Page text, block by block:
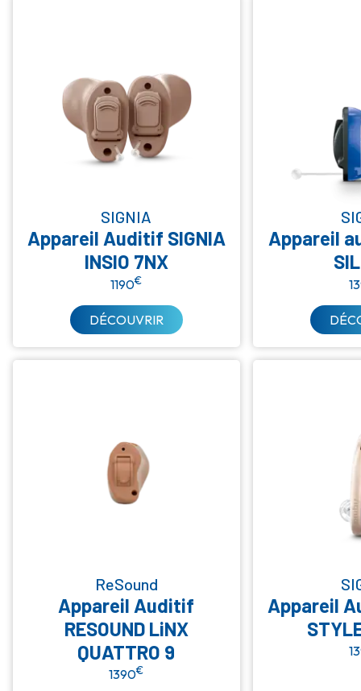
SIGNIA
Appareil Auditif SIGNIA
INSIO 7NX
1190€
DÉCOUVRIR
Appareil
ReSound
Appareil Auditif
RESOUND LiNX
QUATTRO 9
1390€
Appareil